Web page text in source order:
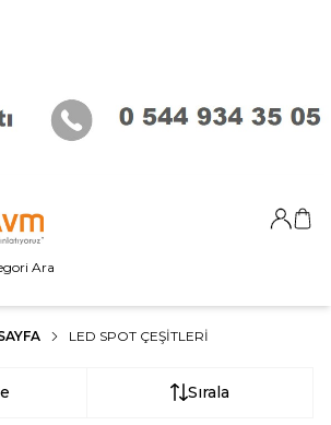
Giriş
LED SPOT ÇEŞITLERI
Sırala